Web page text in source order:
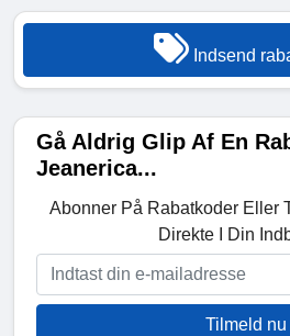
Indsend
Gå Aldrig Glip Af En
Jeanerica...
Abonner På Rabatkoder Eller
Direkte I Din
Tilmeld nu